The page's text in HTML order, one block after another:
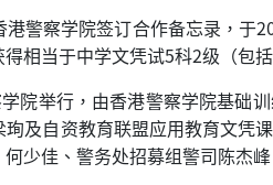
港警察学院签订合作备忘录，
相当于中学文凭试5科2级（包
院举行，由香港警察学院基础
及自资教育联盟应用教育文凭
少佳、警务处招募组警司陈杰